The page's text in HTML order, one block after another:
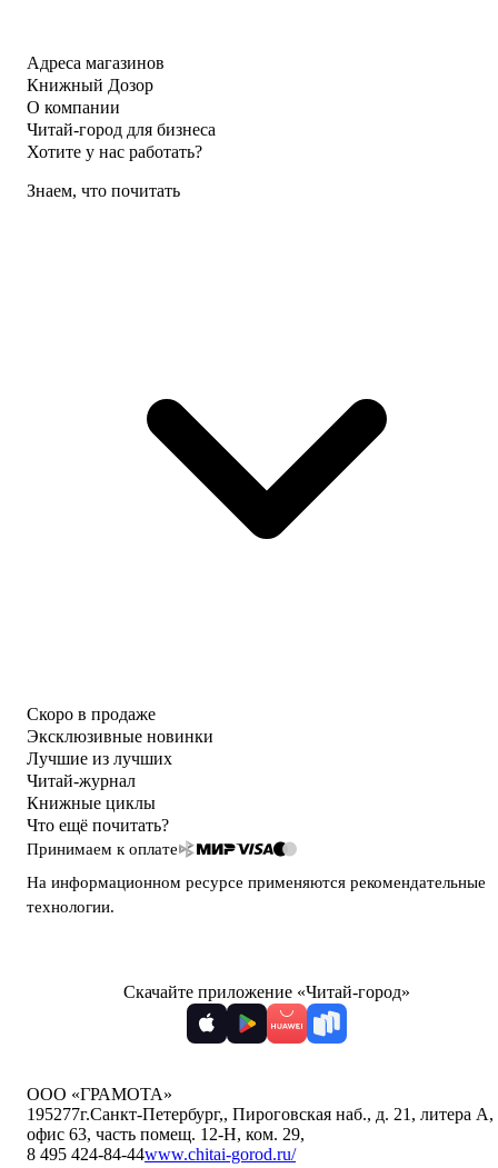
Адреса магазинов
Книжный Дозор
О компании
Читай-город для бизнеса
Хотите у нас работать?
Знаем, что почитать
Скоро в продаже
Эксклюзивные новинки
Лучшие из лучших
Читай-журнал
Книжные циклы
Что ещё почитать?
Принимаем к оплате
На информационном ресурсе применяются рекомендательные
технологии.
Скачайте приложение «Читай-город»
ООО «ГРАМОТА»
195277г.Санкт-Петербург,, Пироговская наб., д. 21, литера А,
офис 63, часть помещ. 12-Н, ком. 29,
8 495 424-84-44www.chitai-gorod.ru/